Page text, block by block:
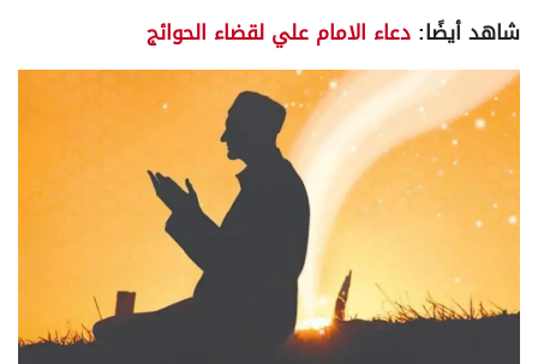
شاهد أيضًا: دعاء الامام علي لقضاء الحوائج